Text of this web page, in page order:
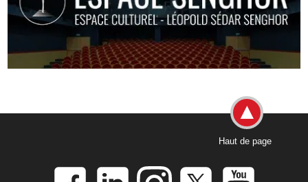
Haut de page